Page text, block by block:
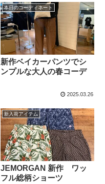
本日のコーディネート
新作ベイカーパンツでシ
ンプルな大人の春コーデ
2025.03.26
新入荷アイテム
JEMORGAN 新作 ワッ
フル総柄ショーツ